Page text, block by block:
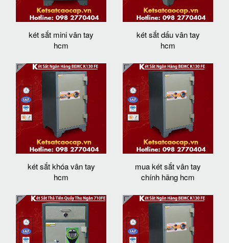
két sắt mini vân tay
hcm
két sắt dấu vân tay
hcm
két sắt khóa vân tay
hcm
mua két sắt vân tay
chính hãng hcm